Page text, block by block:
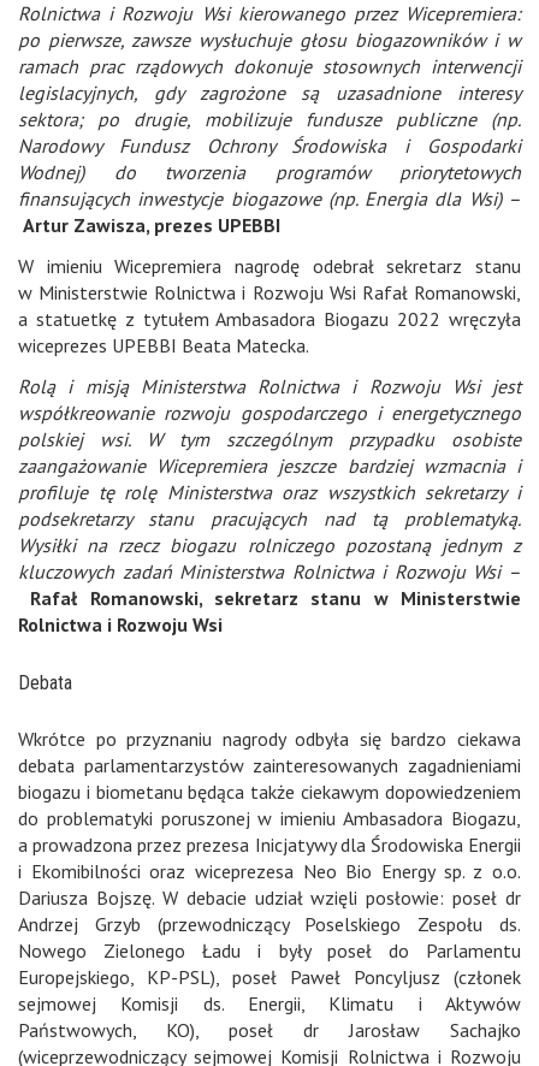
Rolnictwa i Rozwoju Wsi kierowanego przez Wicepremiera:
po pierwsze, zawsze wysłuchuje głosu biogazowników i w
ramach prac rządowych dokonuje stosownych interwencji
legislacyjnych, gdy zagrożone są uzasadnione interesy
sektora; po drugie, mobilizuje fundusze publiczne (np.
Narodowy Fundusz Ochrony Środowiska i Gospodarki
Wodnej) do tworzenia programów priorytetowych
finansujących inwestycje biogazowe (np. Energia dla Wsi) –
Artur Zawisza, prezes UPEBBI
W imieniu Wicepremiera nagrodę odebrał sekretarz stanu
w Ministerstwie Rolnictwa i Rozwoju Wsi Rafał Romanowski,
a statuetkę z tytułem Ambasadora Biogazu 2022 wręczyła
wiceprezes UPEBBI Beata Matecka.
Rolą i misją Ministerstwa Rolnictwa i Rozwoju Wsi jest
współkreowanie rozwoju gospodarczego i energetycznego
polskiej wsi. W tym szczególnym przypadku osobiste
zaangażowanie Wicepremiera jeszcze bardziej wzmacnia i
profiluje tę rolę Ministerstwa oraz wszystkich sekretarzy i
podsekretarzy stanu pracujących nad tą problematyką.
Wysiłki na rzecz biogazu rolniczego pozostaną jednym z
kluczowych zadań Ministerstwa Rolnictwa i Rozwoju Wsi –
Rafał Romanowski, sekretarz stanu w Ministerstwie
Rolnictwa i Rozwoju Wsi
Debata
Wkrótce po przyznaniu nagrody odbyła się bardzo ciekawa
debata parlamentarzystów zainteresowanych zagadnieniami
biogazu i biometanu będąca także ciekawym dopowiedzeniem
do problematyki poruszonej w imieniu Ambasadora Biogazu,
a prowadzona przez prezesa Inicjatywy dla Środowiska Energii
i Ekomibilności oraz wiceprezesa Neo Bio Energy sp. z o.o.
Dariusza Bojszę. W debacie udział wzięli posłowie: poseł dr
Andrzej Grzyb (przewodniczący Poselskiego Zespołu ds.
Nowego Zielonego Ładu i były poseł do Parlamentu
Europejskiego, KP-PSL), poseł Paweł Poncyljusz (członek
sejmowej Komisji ds. Energii, Klimatu i Aktywów
Państwowych, KO), poseł dr Jarosław Sachajko
(wiceprzewodniczący sejmowej Komisji Rolnictwa i Rozwoju